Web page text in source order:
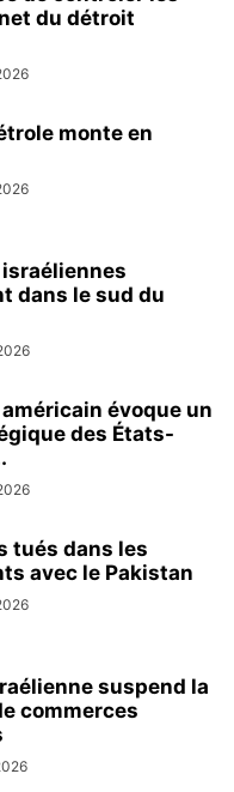
du détroit
monte en
dans le sud du
évoque un
des États-
tués dans les
avec le Pakistan
suspend la
commerces